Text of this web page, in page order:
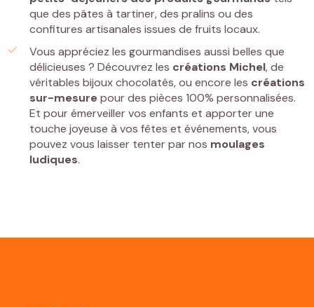
que des pâtes à tartiner, des pralins ou des
confitures artisanales issues de fruits locaux.
Vous appréciez les gourmandises aussi belles que
délicieuses ? Découvrez les créations Michel, de
véritables bijoux chocolatés, ou encore les créations
sur-mesurepour des pièces 100% personnalisées.
Et pour émerveiller vos enfants et apporter une
touche joyeuse à vos fêtes et événements, vous
pouvez vous laisser tenter par nos moulages
ludiques.